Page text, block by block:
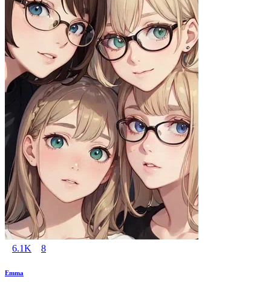
6.1K 8
Emma